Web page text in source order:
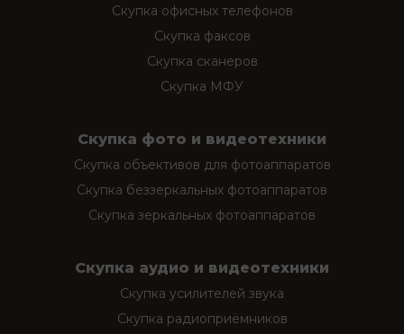
Скупка офисных телефонов
Скупка факсов
Скупка сканеров
Скупка МФУ
Скупка фото и видеотехники
Скупка объективов для фотоаппаратов
Скупка беззеркальных фотоаппаратов
Скупка зеркальных фотоаппаратов
Скупка аудио и видеотехники
Скупка усилителей звука
Скупка радиоприёмников